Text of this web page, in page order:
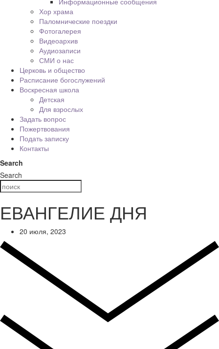
Хор храма
Паломнические поездки
Фотогалерея
Видеоархив
Аудиозаписи
СМИ о нас
Церковь и общество
Расписание богослужений
Воскресная школа
Детская
Для взрослых
Задать вопрос
Пожертвования
Подать записку
Контакты
Search
Search
ЕВАНГЕЛИЕ ДНЯ
20 июля, 2023